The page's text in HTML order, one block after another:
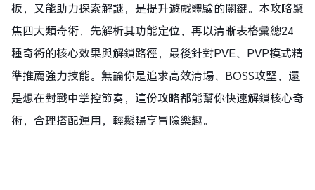
板，又能助力探索解謎，是提升遊戲體驗的關鍵。本攻略聚
焦四大類奇術，先解析其功能定位，再以清晰表格彙總24
種奇術的核心效果與解鎖路徑，最後針對PVE、PVP模式精
準推薦強力技能。無論你是追求高效清場、BOSS攻堅，還
是想在對戰中掌控節奏，這份攻略都能幫你快速解鎖核心奇
術，合理搭配運用，輕鬆暢享冒險樂趣。